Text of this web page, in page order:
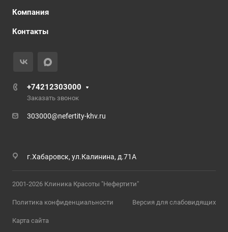
Компания
Контакты
+74212303000
Заказать звонок
303000@nefertity-khv.ru
г.Хабаровск, ул.Калинина, д.71А
2001-2026 Клиника Красоты "Нефертити"
Политика конфиденциальности Версия для слабовидящих
Карта сайта